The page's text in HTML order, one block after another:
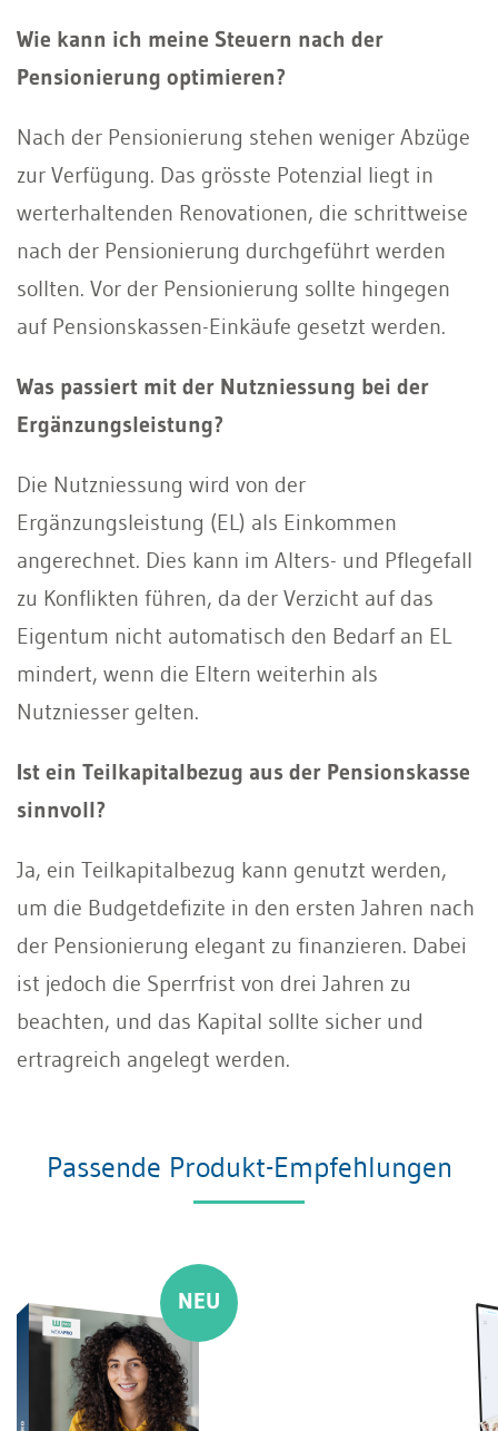
Wie kann ich meine Steuern nach der
Pensionierung optimieren?
Nach der Pensionierung stehen weniger Abzüge
zur Verfügung. Das grösste Potenzial liegt in
werterhaltenden Renovationen, die schrittweise
nach der Pensionierung durchgeführt werden
sollten. Vor der Pensionierung sollte hingegen
auf Pensionskassen-Einkäufe gesetzt werden.
Was passiert mit der Nutzniessung bei der
Ergänzungsleistung?
Die Nutzniessung wird von der
Ergänzungsleistung (EL) als Einkommen
angerechnet. Dies kann im Alters- und Pflegefall
zu Konflikten führen, da der Verzicht auf das
Eigentum nicht automatisch den Bedarf an EL
mindert, wenn die Eltern weiterhin als
Nutzniesser gelten.
Ist ein Teilkapitalbezug aus der Pensionskasse
sinnvoll?
Ja, ein Teilkapitalbezug kann genutzt werden,
um die Budgetdefizite in den ersten Jahren nach
der Pensionierung elegant zu finanzieren. Dabei
ist jedoch die Sperrfrist von drei Jahren zu
beachten, und das Kapital sollte sicher und
ertragreich angelegt werden.
Passende Produkt-Empfehlungen